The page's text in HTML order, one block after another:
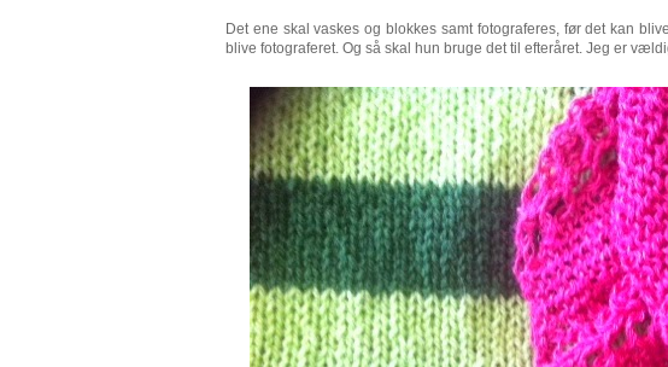
Det ene skal vaskes og blokkes samt fotograferes, før det kan
blive fotograferet. Og så skal hun bruge det til efteråret. Jeg er